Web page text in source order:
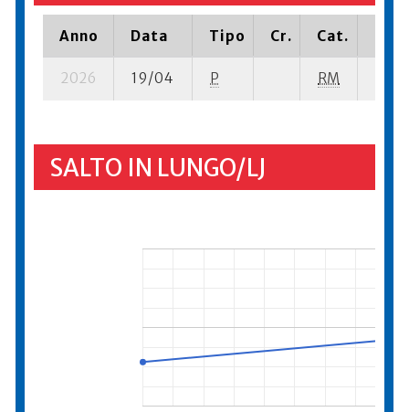
Anno Data Tipo Cr. Cat.
2026 19/04 P RM
SALTO IN LUNGO/LJ